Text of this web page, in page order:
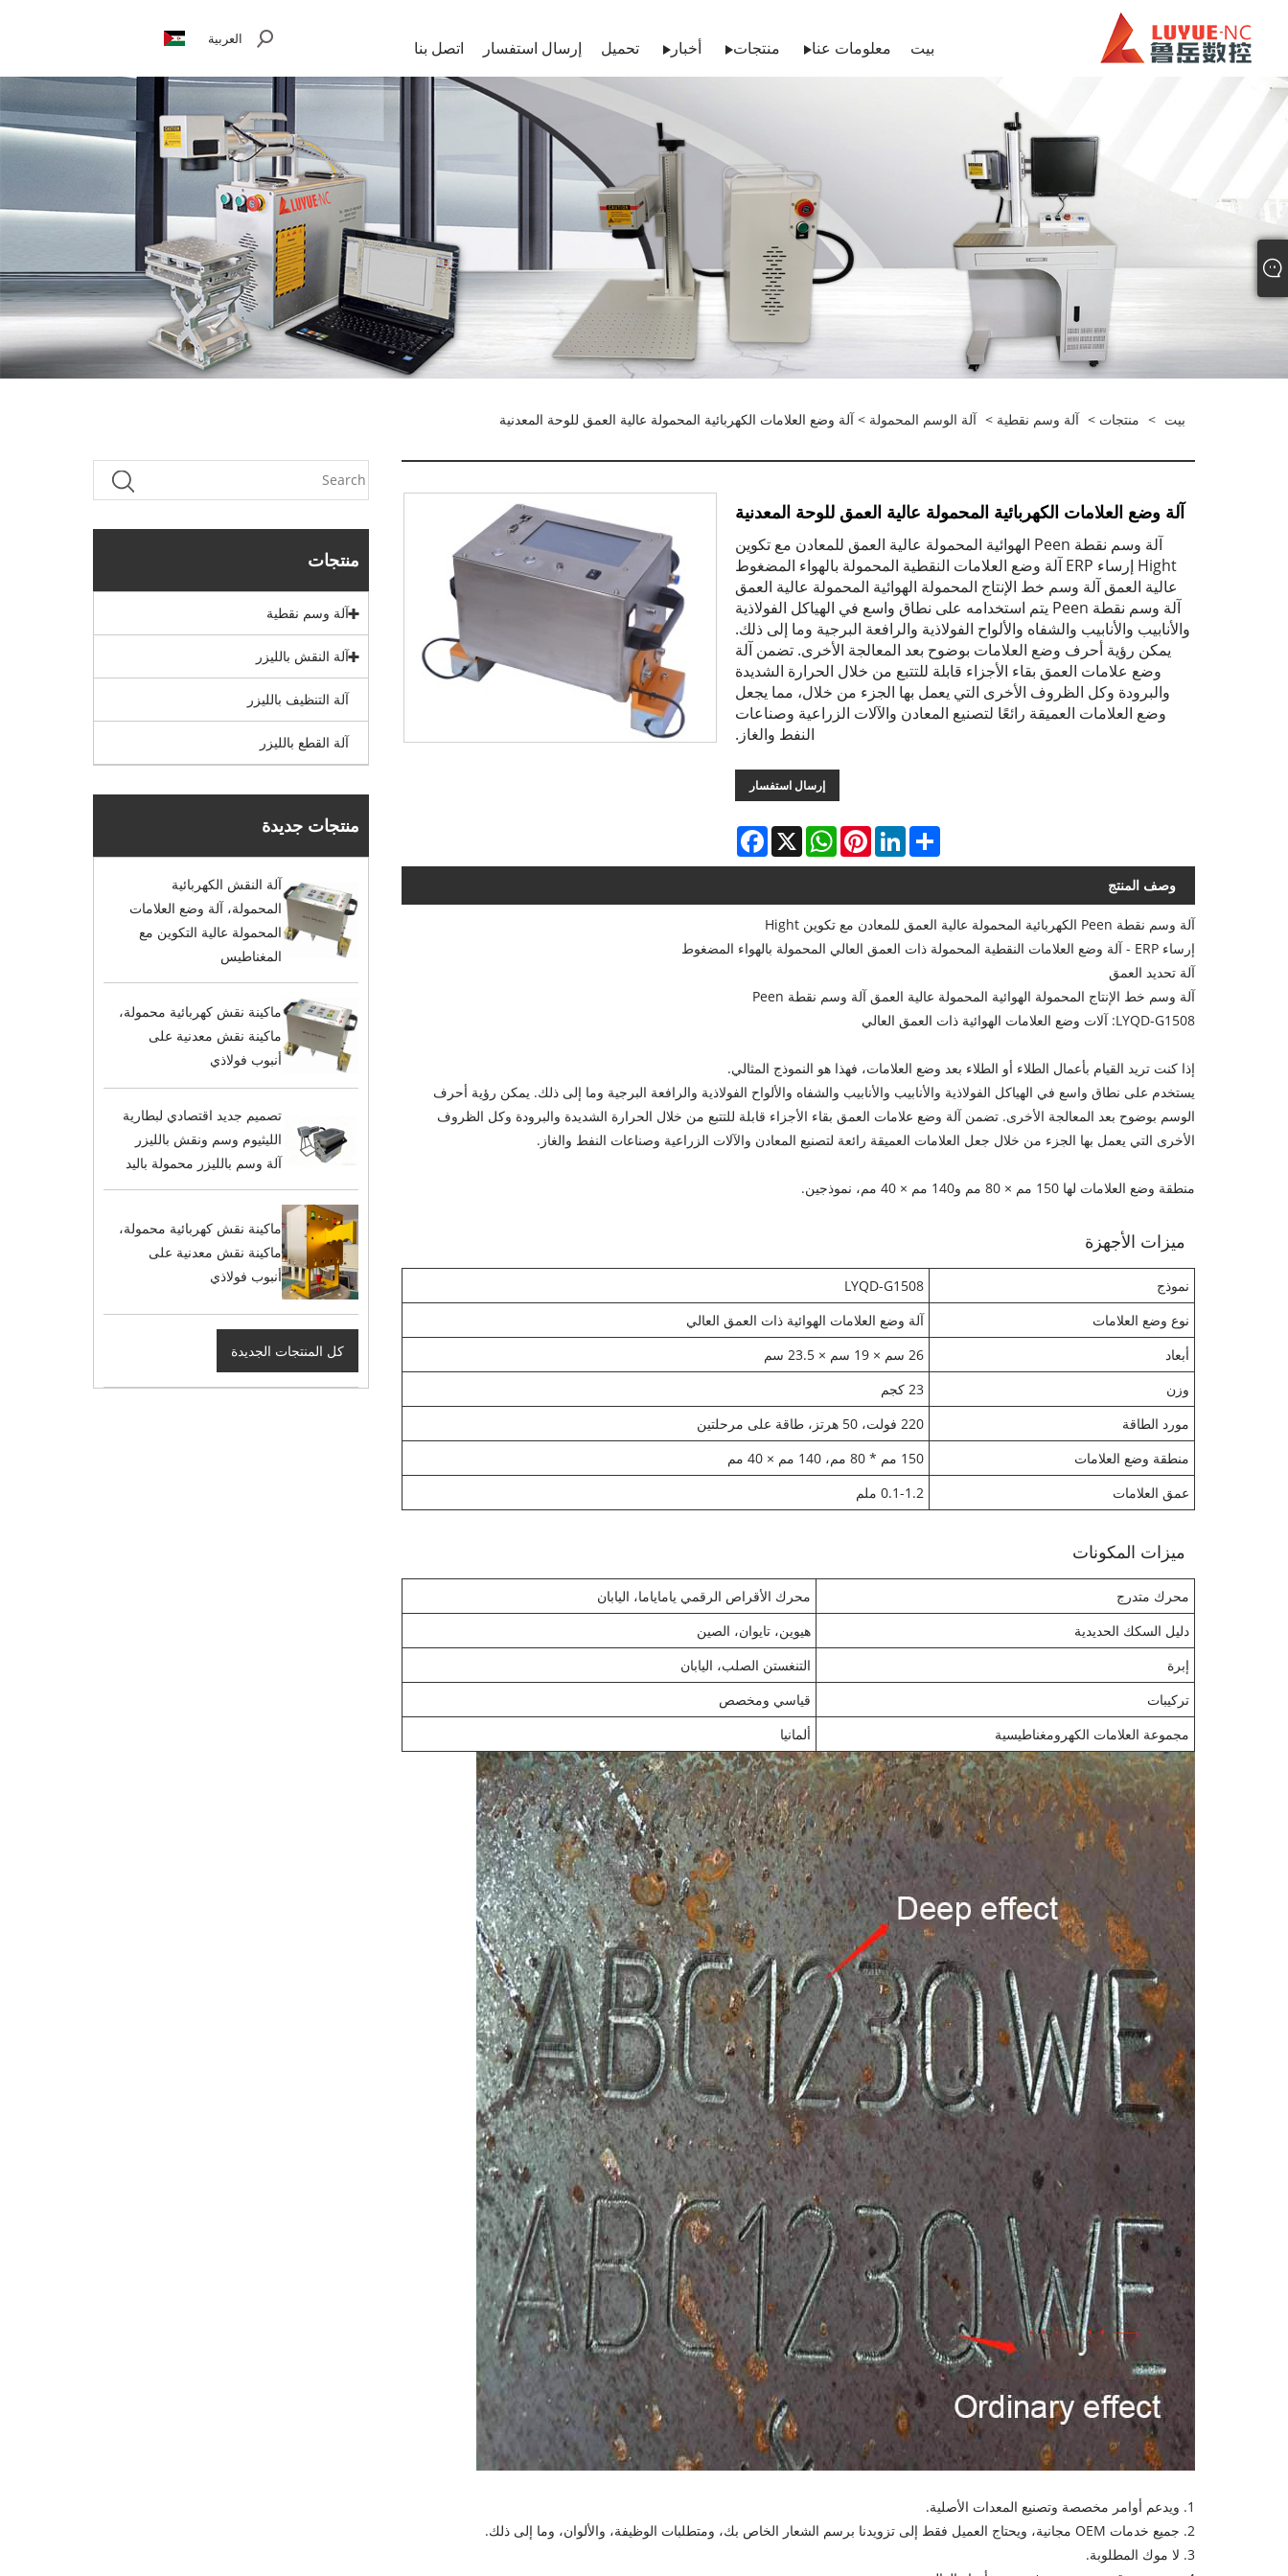
بيت معلومات عنا منتجات أخبار تحميل إرسال استفسار اتصل بنا العربية
بيت > منتجات > آلة وسم نقطية > آلة الوسم المحمولة > آلة وضع العلامات الكهربائية المحمولة عالية العمق للوحة المعدنية
منتجات
آلة وسم نقطية
آلة النقش بالليزر
آلة التنظيف بالليزر
آلة القطع بالليزر
منتجات جديدة
آلة النقش الكهربائية
المحمولة، آلة وضع العلامات
المحمولة عالية التكوين مع
المغناطيس
ماكينة نقش كهربائية محمولة،
ماكينة نقش معدنية على
أنبوب فولاذي
تصميم جديد اقتصادي لبطارية
الليثيوم وسم ونقش بالليزر
آلة وسم بالليزر محمولة باليد
ماكينة نقش كهربائية محمولة،
ماكينة نقش معدنية على
أنبوب فولاذي
كل المنتجات الجديدة
آلة وضع العلامات الكهربائية المحمولة عالية العمق للوحة المعدنية
آلة وسم نقطة Peen الهوائية المحمولة عالية العمق للمعادن مع تكوين
Hight إرساء ERP آلة وضع العلامات النقطية المحمولة بالهواء المضغوط
عالية العمق آلة وسم خط الإنتاج المحمولة الهوائية المحمولة عالية العمق
آلة وسم نقطة Peen يتم استخدامه على نطاق واسع في الهياكل الفولاذية
والأنابيب والأنابيب والشفاه والألواح الفولاذية والرافعة البرجية وما إلى ذلك.
يمكن رؤية أحرف وضع العلامات بوضوح بعد المعالجة الأخرى. تضمن آلة
وضع علامات العمق بقاء الأجزاء قابلة للتتبع من خلال الحرارة الشديدة
والبرودة وكل الظروف الأخرى التي يعمل بها الجزء من خلال، مما يجعل
وضع العلامات العميقة رائعًا لتصنيع المعادن والآلات الزراعية وصناعات
النفط والغاز.
إرسال استفسار
Facebook X
WhatsAppPinterestLinkedInShare
وصف المنتج
آلة وسم نقطة Peen الكهربائية المحمولة عالية العمق للمعادن مع تكوين Hight
إرساء ERP - آلة وضع العلامات النقطية المحمولة ذات العمق العالي المحمولة بالهواء المضغوط
آلة تحديد العمق
آلة وسم خط الإنتاج المحمولة الهوائية المحمولة عالية العمق آلة وسم نقطة Peen
LYQD-G1508: آلات وضع العلامات الهوائية ذات العمق العالي
إذا كنت تريد القيام بأعمال الطلاء أو الطلاء بعد وضع العلامات، فهذا هو النموذج المثالي.
يستخدم على نطاق واسع في الهياكل الفولاذية والأنابيب والأنابيب والشفاه والألواح الفولاذية والرافعة البرجية وما إلى ذلك. يمكن رؤية أحرف
الوسم بوضوح بعد المعالجة الأخرى. تضمن آلة وضع علامات العمق بقاء الأجزاء قابلة للتتبع من خلال الحرارة الشديدة والبرودة وكل الظروف
الأخرى التي يعمل بها الجزء من خلال جعل العلامات العميقة رائعة لتصنيع المعادن والآلات الزراعية وصناعات النفط والغاز.
منطقة وضع العلامات لها 150 مم × 80 مم و140 مم × 40 مم، نموذجين.
ميزات الأجهزة
نموذج
LYQD-G1508
نوع وضع العلامات
آلة وضع العلامات الهوائية ذات العمق العالي
أبعاد
26 سم × 19 سم × 23.5 سم
وزن
23 كجم
مورد الطاقة
220 فولت، 50 هرتز، طاقة على مرحلتين
منطقة وضع العلامات
150 مم * 80 مم، 140 مم × 40 مم
عمق العلامات
0.1-1.2 ملم
ميزات المكونات
محرك متدرج
محرك الأقراص الرقمي ياماياما، اليابان
دليل السكك الحديدية
هيوين، تايوان، الصين
إبرة
التنغستن الصلب، اليابان
تركيبات
قياسي ومخصص
مجموعة العلامات الكهرومغناطيسية
ألمانيا
1. ويدعم أوامر مخصصة وتصنيع المعدات الأصلية.
2. جميع خدمات OEM مجانية، ويحتاج العميل فقط إلى تزويدنا برسم الشعار الخاص بك، ومتطلبات الوظيفة، والألوان، وما إلى ذلك.
3. لا موك المطلوبة.